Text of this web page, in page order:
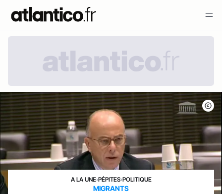
A LA UNE›PÉPITES›POLITIQUE
MIGRANTS